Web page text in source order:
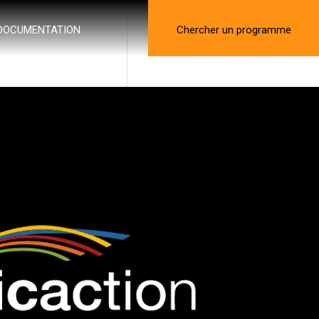
Chercher un programme